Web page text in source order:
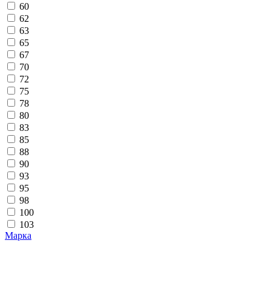
60
62
63
65
67
70
72
75
78
80
83
85
88
90
93
95
98
100
103
Марка